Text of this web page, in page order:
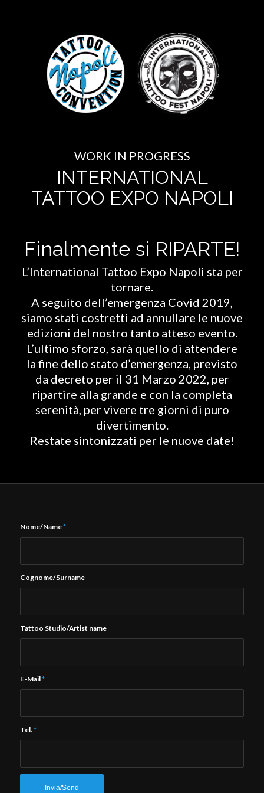
WORK IN PROGRESS
INTERNATIONAL
TATTOO EXPO NAPOLI
Finalmente si RIPARTE!
L’International Tattoo Expo Napoli sta per
tornare.
A seguito dell’emergenza Covid 2019,
siamo stati costretti ad annullare le nuove
edizioni del nostro tanto atteso evento.
L’ultimo sforzo, sarà quello di attendere
la fine dello stato d’emergenza, previsto
da decreto per il 31 Marzo 2022, per
ripartire alla grande e con la completa
serenità, per vivere tre giorni di puro
divertimento.
Restate sintonizzati per le nuove date!
Nome/Name*
Cognome/Surname
Tattoo Studio/Artist name
E-Mail*
Tel.*